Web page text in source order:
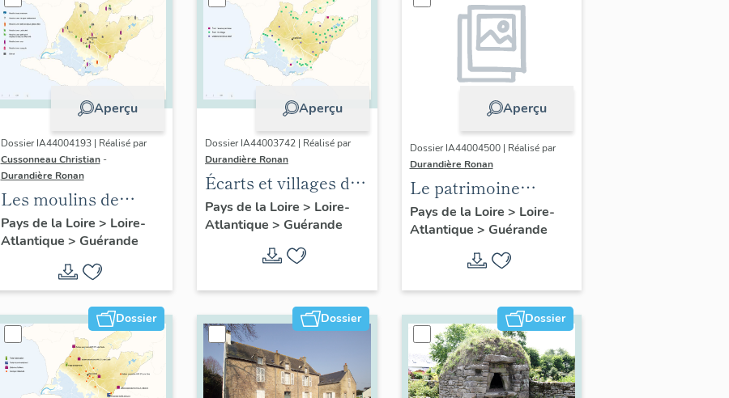
Aperçu
Dossier IA44004193 | Réalisé par
Cussonneau Christian -
Durandière Ronan
Les moulins de
Guérande
Pays de la Loire > Loire-
Atlantique > Guérande
Aperçu
Dossier IA44003742 | Réalisé par
Durandière Ronan
Écarts et villages de
Guérande
Pays de la Loire > Loire-
Atlantique > Guérande
Aperçu
Dossier IA44004500 | Réalisé par
Durandière Ronan
Le patrimoine
religieux de
Guérande
Pays de la Loire > Loire-
Atlantique > Guérande
Dossier Dossier Dossier